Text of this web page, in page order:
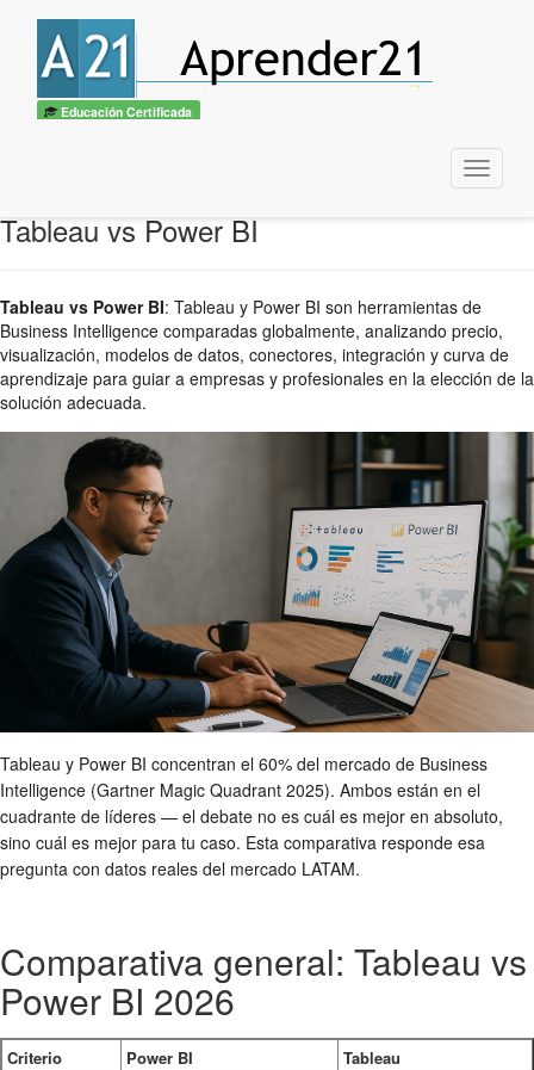
Educación Certificada
Menu
Tableau vs Power BI
Tableau vs Power BI: Tableau y Power BI son herramientas de
Business Intelligence comparadas globalmente, analizando precio,
visualización, modelos de datos, conectores, integración y curva de
aprendizaje para guiar a empresas y profesionales en la elección de la
solución adecuada.
Tableau y Power BI concentran el 60% del mercado de Business
Intelligence (Gartner Magic Quadrant 2025). Ambos están en el
cuadrante de líderes — el debate no es cuál es mejor en absoluto,
sino cuál es mejor para tu caso. Esta comparativa responde esa
pregunta con datos reales del mercado LATAM.
Comparativa general: Tableau vs
Power BI 2026
Criterio Power BI Tableau